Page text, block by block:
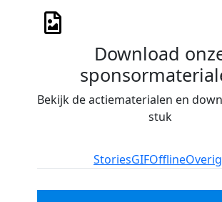
Download
Bekijk de actiematerialen en
stuk
StoriesGIFOfflineOverig